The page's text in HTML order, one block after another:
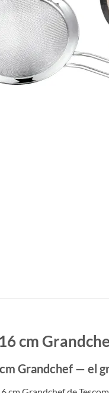
cm
Grandchef — el